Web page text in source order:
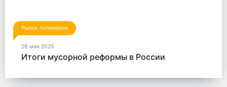
Рынок полимеров
29 мая 2025
Итоги мусорной реформы в России